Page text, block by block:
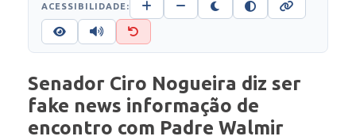
ACESSIBILIDADE:
Senador Ciro Nogueira diz ser
fake news informação de
encontro com Padre Walmir